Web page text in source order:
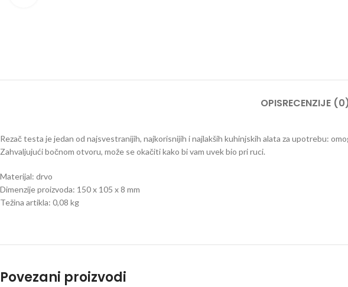
OPISRECENZIJE
Rezač testa je jedan od najsvestranijih, najkorisnijih i najlakših kuhinjskih alata za upotrebu:
Zahvaljujući bočnom otvoru, može se okačiti kako bi vam uvek bio pri ruci.
Materijal: drvo
Dimenzije proizvoda: 150 x 105 x 8 mm
Težina artikla: 0,08 kg
Povezani proizvodi